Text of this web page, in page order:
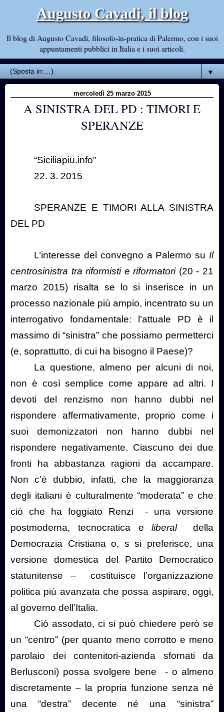
Augusto Cavadi, il blog
Il blog di Augusto Cavadi, filosofo-in-pratica di Palermo, con i suoi
appuntamenti pubblici in Italia e i suoi articoli.
▼
mercoledì 25 marzo 2015
A SINISTRA DEL PD : TIMORI E
SPERANZE
“Siciliapiu.info”
22. 3. 2015
SPERANZE E TIMORI ALLA SINISTRA
DEL PD
L’interesse del convegno a Palermo su Il
centrosinistra tra riformisti e riformatori(20 - 21
marzo 2015) risalta se lo si inserisce in un
processo nazionale più ampio, incentrato su un
interrogativo fondamentale: l’attuale PD è il
massimo di “sinistra” che possiamo permetterci
(e, soprattutto, di cui ha bisogno il Paese)?
La questione, almeno per alcuni di noi,
non è così semplice come appare ad altri. I
devoti del renzismo non hanno dubbi nel
rispondere affermativamente, proprio come i
suoi demonizzatori non hanno dubbi nel
rispondere negativamente. Ciascuno dei due
fronti ha abbastanza ragioni da accampare.
Non c’è dubbio, infatti, che la maggioranza
degli italiani è culturalmente “moderata” e che
ciò che ha foggiato Renzi
- una versione
postmoderna, tecnocratica eliberal
della
Democrazia Cristiana o, s si preferisce, una
versione domestica del Partito Democratico
statunitense –
costituisce l’organizzazione
politica più avanzata che possa aspirare, oggi,
al governo dell’Italia.
Ciò assodato, ci si può chiedere però se
un “centro” (per quanto meno corrotto e meno
parolaio dei contenitori-azienda sfornati da
Berlusconi) possa svolgere bene
- o almeno
discretamente – la propria funzione senza né
una “destra” decente né una “sinistra”